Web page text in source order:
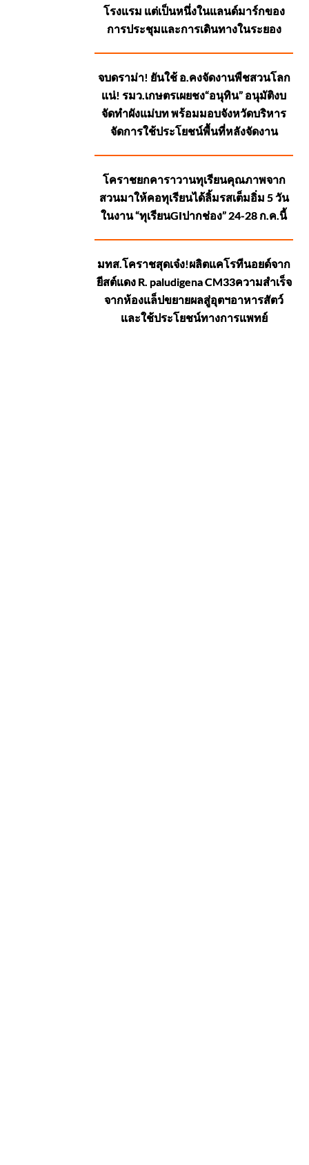
โรงแรม แต่เป็นหนึ่งในแลนด์มาร์กของ
การประชุมและการเดินทางในระยอง
จบดราม่า! ยันใช้ อ.คงจัดงานพืชสวนโลก
แน่! รมว.เกษตรเผยชง“อนุทิน” อนุมัติงบ
จัดทำผังแม่บท พร้อมมอบจังหวัดบริหาร
จัดการใช้ประโยชน์พื้นที่หลังจัดงาน
โคราชยกคาราวานทุเรียนคุณภาพจาก
สวนมาให้คอทุเรียนได้ลิ้มรสเต็มอิ่ม 5 วัน
ในงาน “ทุเรียนGIปากช่อง” 24-28 ก.ค.นี้
มทส.โคราชสุดเจ๋ง!ผลิตแคโรทีนอยด์จาก
ยีสต์แดง R. paludigena CM33ความสำเร็จ
จากห้องแล็ปขยายผลสู่อุตฯอาหารสัตว์
และใช้ประโยชน์ทางการแพทย์